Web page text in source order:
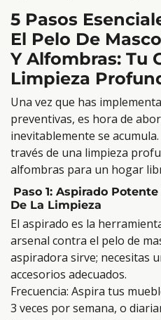
5 Pasos
El Pelo De
Y Alfombras: Tu
Limpieza
Una vez que has
preventivas, es hora de
inevitablemente se
través de una limpieza
alfombras para un hogar
Paso 1: Aspirado
De La Limpieza
El aspirado es la
arsenal contra el pelo de
aspiradora sirve; necesitas
accesorios adecuados.
Frecuencia: Aspira tus
3 veces por semana, o